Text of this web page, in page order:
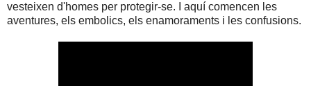
vesteixen d'homes per protegir-se. I aquí comencen les
aventures, els embolics, els enamoraments i les confusions.